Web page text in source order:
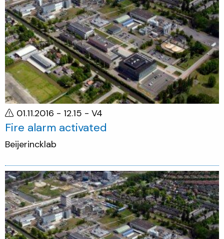
01.11.2016 - 12.15 - V4
Fire alarm activated
Beijerincklab